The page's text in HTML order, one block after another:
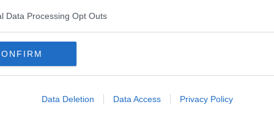
Data Processing Opt Outs
Data Deletion Data Access Privacy Policy
fra: